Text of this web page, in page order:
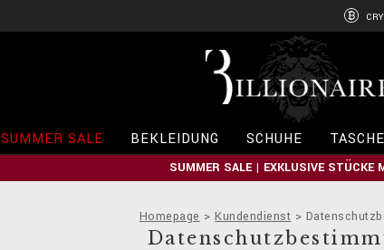
SUMMER SALE BEKLEIDUNG SCHUHE
SUMMER SALE | EXKLUSIVE STÜCKE
Homepage Kundendienst